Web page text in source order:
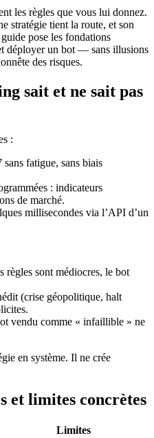
les règles que vous lui donnez.
stratégie tient la route, et son
pose les fondations
déployer un bot — sans illusions
des risques.
sait et ne sait pas
:
sans fatigue, sans biais
: indicateurs
de marché.
millisecondes via l’API d’un
règles sont médiocres, le bot
(crise géopolitique, halt
vendu comme « infaillible » ne
en système. Il ne crée
et limites concrètes
Limites